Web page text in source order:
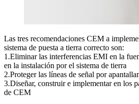
Las tres recomendaciones CEM a
sistema de puesta a tierra correcto son:
1.Eliminar las interferencias EMI en la
en la instalación por el sistema de tierra
2.Proteger las líneas de señal por
3.Diseñar, construir e implementar en los
de CEM